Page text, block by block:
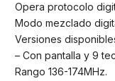
Opera protocolo
Modo mezclado
Versiones
– Con pantalla y 9
Rango 136-174MHz.